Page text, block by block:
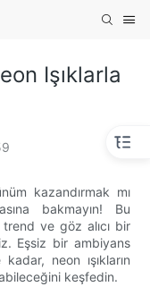
Işıklarla
kazandırmak mı
bakmayın! Bu
trend ve göz alıcı bir
Eşsiz bir ambiyans
neon ışıkların
keşfedin.